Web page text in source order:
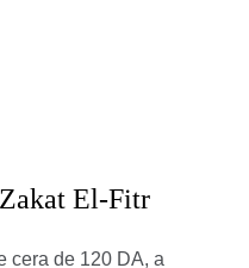
El-Fitr
cera de 120 DA, a